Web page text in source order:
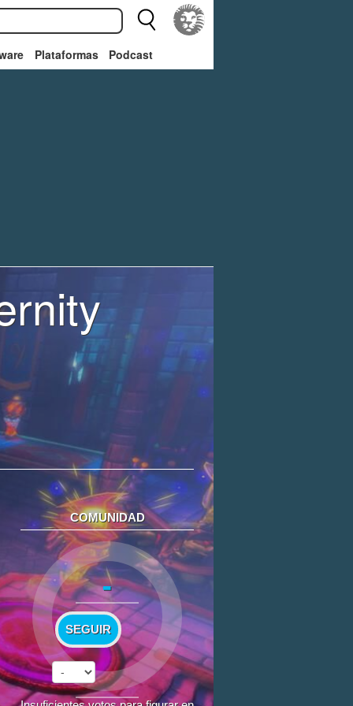
Plataformas Podcast
COMUNIDAD
-
SEGUIR